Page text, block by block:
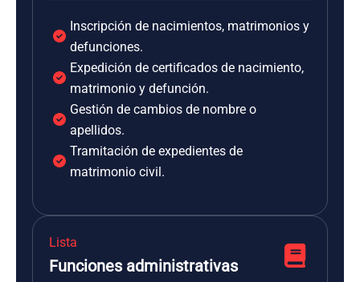
Inscripción de nacimientos, matrimonios y
defunciones.
Expedición de certificados de nacimiento,
matrimonio y defunción.
Gestión de cambios de nombre o
apellidos.
Tramitación de expedientes de
matrimonio civil.
Lista
Funciones administrativas